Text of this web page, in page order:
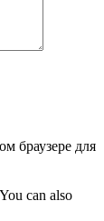
браузере для
can also